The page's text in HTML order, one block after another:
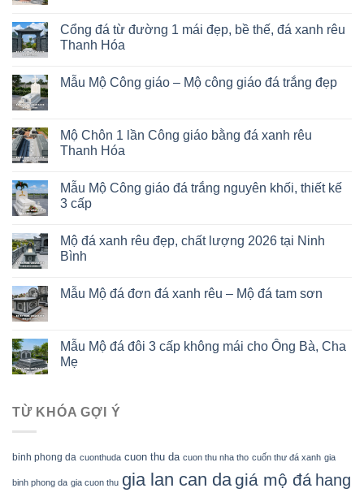
Cổng đá từ đường 1 mái đẹp, bề thế, đá xanh rêu
Thanh Hóa
Mẫu Mộ Công giáo – Mộ công giáo đá trắng đẹp
Mộ Chôn 1 lần Công giáo bằng đá xanh rêu
Thanh Hóa
Mẫu Mộ Công giáo đá trắng nguyên khối, thiết kế
3 cấp
Mộ đá xanh rêu đẹp, chất lượng 2026 tại Ninh
Bình
Mẫu Mộ đá đơn đá xanh rêu – Mộ đá tam sơn
Mẫu Mộ đá đôi 3 cấp không mái cho Ông Bà, Cha
Mẹ
TỪ KHÓA GỢI Ý
binh phong da cuonthuda cuon thu da cuon thu nha tho cuốn thư đá xanh gia
binh phong da gia cuon thu gia lan can dagiá mộ đá hang